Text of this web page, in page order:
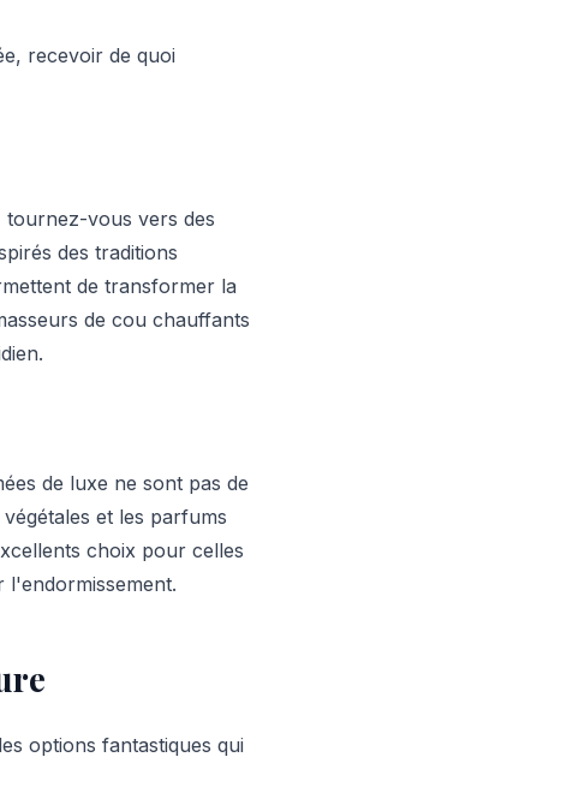
recevoir de quoi
tournez-vous vers des
des traditions
de transformer la
de cou chauffants
de luxe ne sont pas de
et les parfums
choix pour celles
options fantastiques qui